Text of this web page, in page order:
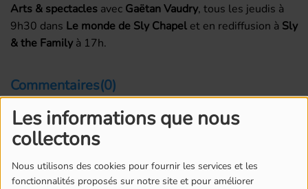
Les informations que nous
collectons
Nous utilisons des cookies pour fournir les services et les
fonctionnalités proposés sur notre site et pour améliorer
Arts & spectacles avec Gaëtan Vaudry, tous les jeudis à
9h30 dans Le monde de Sly Chapel et en rediffusion à Sly
& the Familyà 17h.
Commentaires(0)
Connectez-vous pour commenter cet article
SE CONNECTER